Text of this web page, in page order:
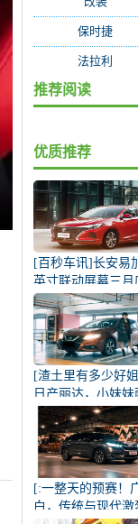
保时捷
法拉利
推荐阅读
优质推荐
[百秒车讯]长安易
英寸联动屏幕三月
[渣土里有多少好
日产丽达，小妹妹
爱侣
[:一整天的预赛！
白，传统与现代激